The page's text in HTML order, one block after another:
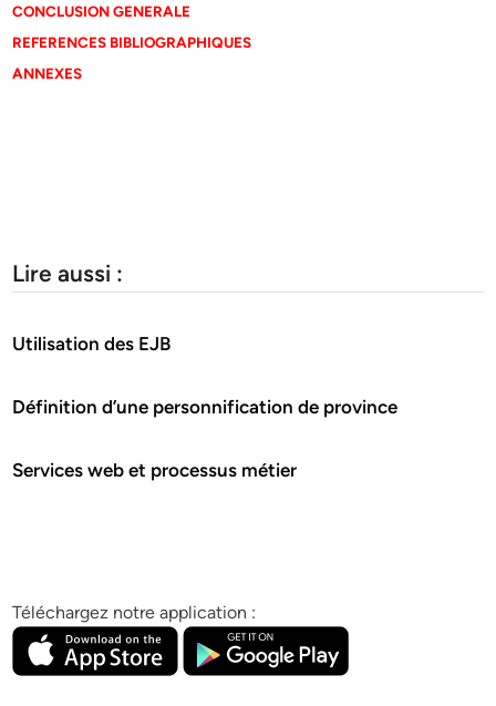
CONCLUSION GENERALE
REFERENCES BIBLIOGRAPHIQUES
ANNEXES
Lire aussi :
Utilisation des EJB
Définition d’une personnification de province
Services web et processus métier
Téléchargez notre application :